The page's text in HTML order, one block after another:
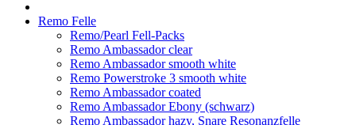
Remo Felle
Remo/Pearl Fell-Packs
Remo Ambassador clear
Remo Ambassador smooth white
Remo Powerstroke 3 smooth white
Remo Ambassador coated
Remo Ambassador Ebony (schwarz)
Remo Ambassador hazy, Snare Resonanzfelle